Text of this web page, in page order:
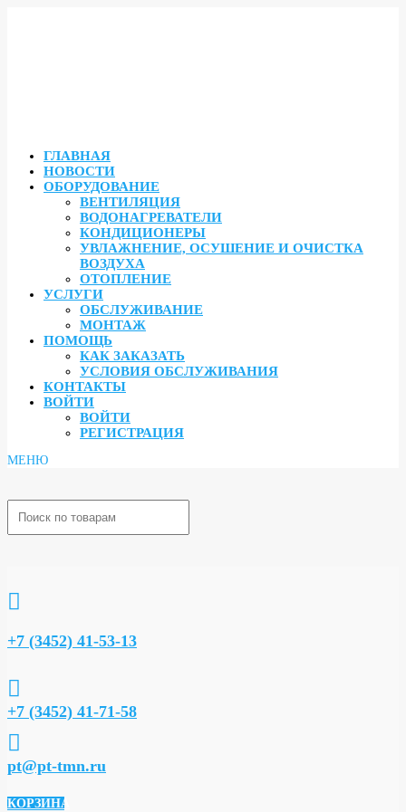
ГЛАВНАЯ
НОВОСТИ
ОБОРУДОВАНИЕ
ВЕНТИЛЯЦИЯ
ВОДОНАГРЕВАТЕЛИ
КОНДИЦИОНЕРЫ
УВЛАЖНЕНИЕ, ОСУШЕНИЕ И ОЧИСТКА
ВОЗДУХА
ОТОПЛЕНИЕ
УСЛУГИ
ОБСЛУЖИВАНИЕ
МОНТАЖ
ПОМОЩЬ
КАК ЗАКАЗАТЬ
УСЛОВИЯ ОБСЛУЖИВАНИЯ
КОНТАКТЫ
ВОЙТИ
ВОЙТИ
РЕГИСТРАЦИЯ

+7 (3452) 41-53-13

+7 (3452) 41-71-58

pt@pt-tmn.ru
КОРЗИНА